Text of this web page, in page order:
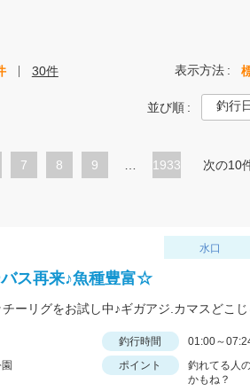
30件 表示方法
並び順
ペ
7
ペ
8
ペ
9 1933 次の10
水口
ス再来♪魚種豊富☆
ーリグをお試し中♪ギガアジ.カマスどこじ
釣行時間
01:00～
ポイント
釣れてる人
かもね？